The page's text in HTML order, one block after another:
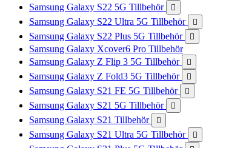
Samsung Galaxy S22 5G Tillbehör

Samsung Galaxy S22 Ultra 5G Tillbehör 
Samsung Galaxy S22 Plus 5G Tillbehör 
Samsung Galaxy Xcover6 Pro Tillbehör
Samsung Galaxy Z Flip 3 5G Tillbehör

Samsung Galaxy Z Fold3 5G Tillbehör 
Samsung Galaxy S21 FE 5G Tillbehör 
Samsung Galaxy S21 5G Tillbehör 
Samsung Galaxy S21 Tillbehör 
Samsung Galaxy S21 Ultra 5G Tillbehör 